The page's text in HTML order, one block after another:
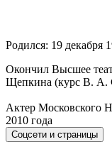
Родился: 19 декабря
Окончил Высшее
Щепкина (курс В. А.
Актер Московского
2010 года
Соцсети и страницы